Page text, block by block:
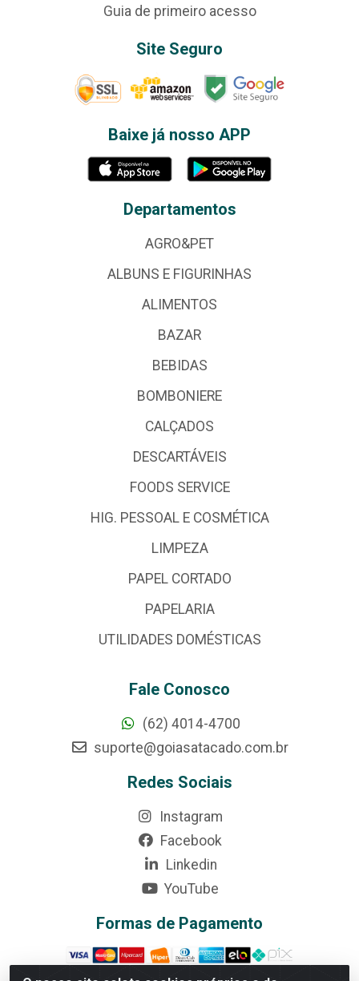
Guia de primeiro acesso
Site Seguro
Baixe já nosso APP
Departamentos
AGRO&PET
ALBUNS E FIGURINHAS
ALIMENTOS
BAZAR
BEBIDAS
BOMBONIERE
CALÇADOS
DESCARTÁVEIS
FOODS SERVICE
HIG. PESSOAL E COSMÉTICA
LIMPEZA
PAPEL CORTADO
PAPELARIA
UTILIDADES DOMÉSTICAS
Fale Conosco
(62) 4014-4700
suporte@goiasatacado.com.br
Redes Sociais
Instagram
Facebook
Linkedin
YouTube
Formas de Pagamento